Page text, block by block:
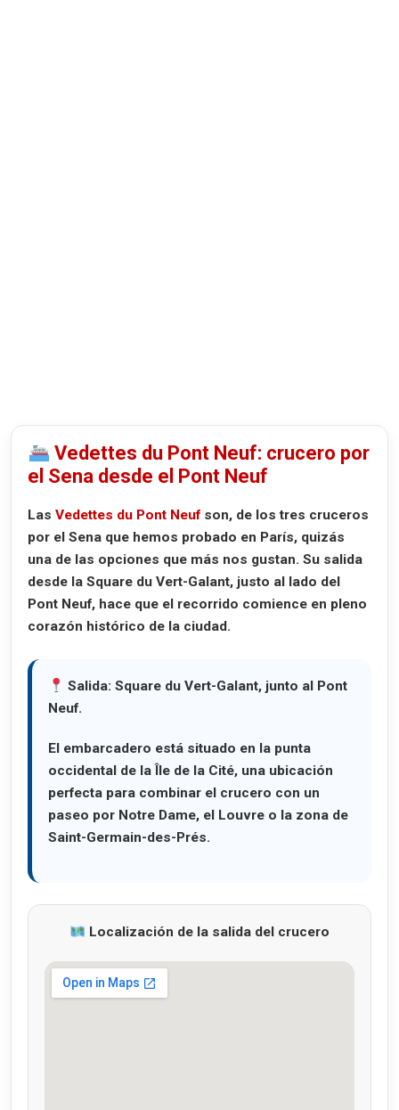
Vedettes du Pont Neuf: crucero por
el Sena desde el Pont Neuf
Las Vedettes du Pont Neuf son, de los tres cruceros
por el Sena que hemos probado en París, quizás
una de las opciones que más nos gustan. Su salida
desde la Square du Vert-Galant, justo al lado del
Pont Neuf, hace que el recorrido comience en pleno
corazón histórico de la ciudad.
Salida: Square du Vert-Galant, junto al Pont
Neuf.
El embarcadero está situado en la punta
occidental de la Île de la Cité, una ubicación
perfecta para combinar el crucero con un
paseo por Notre Dame, el Louvre o la zona de
Saint-Germain-des-Prés.
Localización de la salida del crucero